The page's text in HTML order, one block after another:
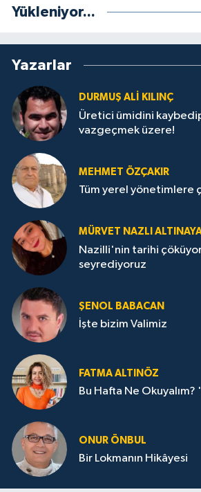
Yükleniyor...
Yazarlar
DURMUŞ ALI KILINÇ
Üretici ümidini
vazgeçmek üzere!
MEHMET ÖZÇAKIR
Tüm yerel yönetimlere
MÜRVET NAZLI
Nazilli'nin tarihi
seyrediyoruz
ŞENOL BABACAN
İşte bizim Valimiz
FATMA ALTINÖZ
Bu Hafta Ne
ONUR ÖNBUL
Bir Lokmanın Hikâyesi